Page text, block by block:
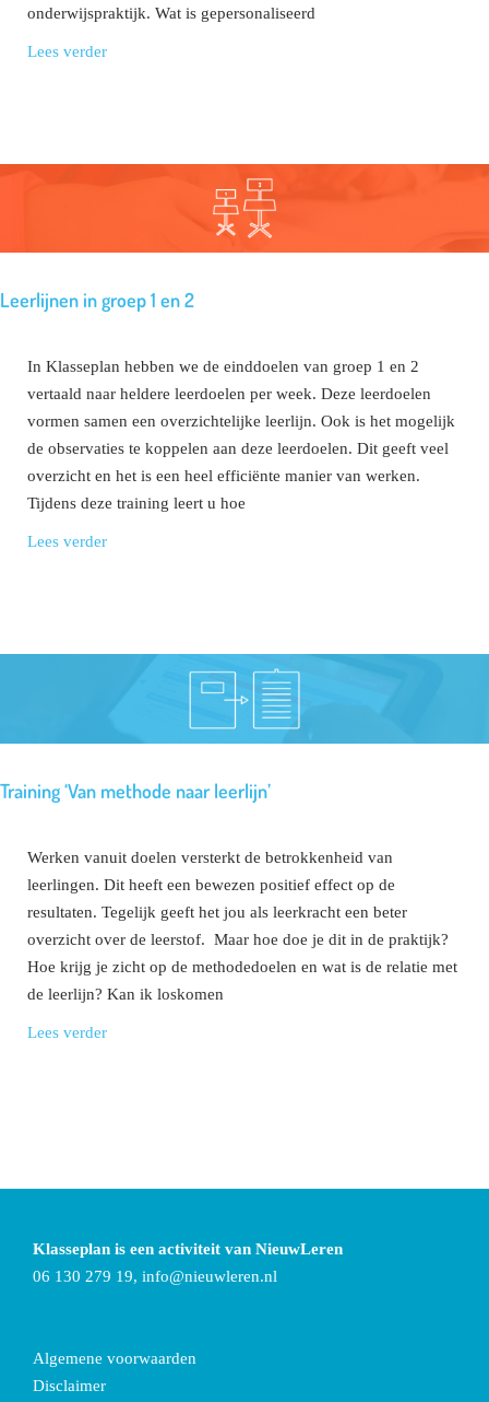
onderwijspraktijk. Wat is gepersonaliseerd
Lees verder
Leerlijnen in groep 1 en 2
In Klasseplan hebben we de einddoelen van groep 1 en 2
vertaald naar heldere leerdoelen per week. Deze leerdoelen
vormen samen een overzichtelijke leerlijn. Ook is het mogelijk
de observaties te koppelen aan deze leerdoelen. Dit geeft veel
overzicht en het is een heel efficiënte manier van werken.
Tijdens deze training leert u hoe
Lees verder
Training ‘Van methode naar leerlijn’
Werken vanuit doelen versterkt de betrokkenheid van
leerlingen. Dit heeft een bewezen positief effect op de
resultaten. Tegelijk geeft het jou als leerkracht een beter
overzicht over de leerstof. Maar hoe doe je dit in de praktijk?
Hoe krijg je zicht op de methodedoelen en wat is de relatie met
de leerlijn? Kan ik loskomen
Lees verder
Klasseplan is een activiteit van NieuwLeren
06 130 279 19, info@nieuwleren.nl
Algemene voorwaarden
Disclaimer